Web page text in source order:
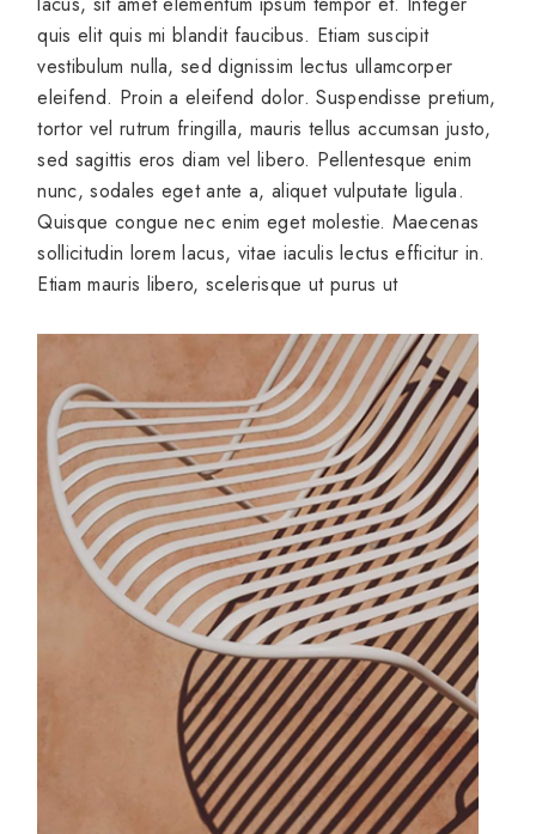
quis elit quis mi blandit faucibus. Etiam suscipit
vestibulum nulla, sed dignissim lectus ullamcorper
eleifend. Proin a eleifend dolor. Suspendisse pretium,
tortor vel rutrum fringilla, mauris tellus accumsan justo,
sed sagittis eros diam vel libero. Pellentesque enim
nunc, sodales eget ante a, aliquet vulputate ligula.
Quisque congue nec enim eget molestie. Maecenas
sollicitudin lorem lacus, vitae iaculis lectus efficitur in.
Etiam mauris libero, scelerisque ut purus ut